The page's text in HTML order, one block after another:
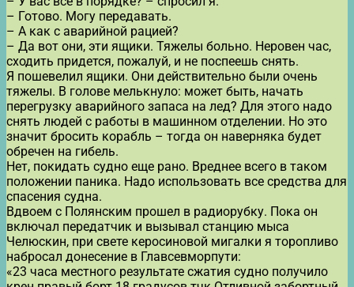
– Готово. Могу передавать.
– А как с аварийной рацией?
– Да вот они, эти ящики. Тяжелы больно. Неровен час,
сходить придется, пожалуй, и не поспеешь снять.
Я пошевелил ящики. Они действительно были очень
тяжелы. В голове мелькнуло: может быть, начать
перегрузку аварийного запаса на лед? Для этого надо
снять людей с работы в машинном отделении. Но это
значит бросить корабль – тогда он наверняка будет
обречен на гибель.
Нет, покидать судно еще рано. Вреднее всего в таком
положении паника. Надо использовать все средства для
спасения судна.
Вдвоем с Полянским прошел в радиорубку. Пока он
включал передатчик и вызывал станцию мыса
Челюскин, при свете керосиновой мигалки я торопливо
набросал донесение в Главсевморпути:
«23 часа местного результате сжатия судно получило